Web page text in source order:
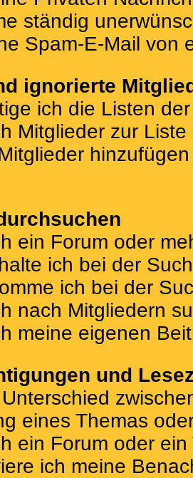
ständig
Spam-E-Mail von
ignorierte
ich die Listen
Mitglieder zur
ein Forum oder
ich bei der
ich bei der
nach Mitgliedern
meine eigenen
und
eines Themas
ein Forum oder
ich meine